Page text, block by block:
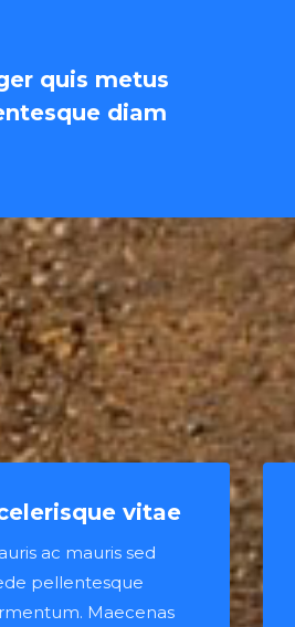
quis metus
diam
vitae
ac mauris sed
pellentesque
Maecenas